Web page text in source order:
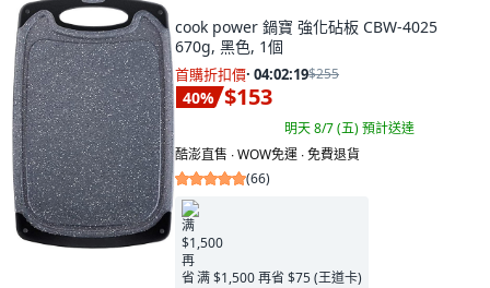
cook power 鍋寶 強化砧板 CBW-4025
670g, 黑色, 1個
首購折扣價· 04:02:18$255
40% $153
明天 8/7 (五)預計送達
酷澎直售 ∙ WOW免運 ∙ 免費退貨
(66)
满 $1,500 再省 $75 (王道卡)